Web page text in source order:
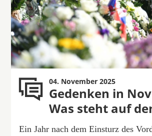
04. November 2025
Gedenken in
Was steht auf
Ein Jahr nach dem Einsturz des